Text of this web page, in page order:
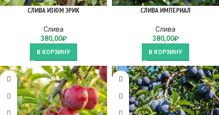
СЛИВА ИЗЮМ ЭРИК
Слива
380,00₽
В КОРЗИНУ
СЛИВА ИМПЕРИАЛ
Слива
380,00₽
В КОРЗИНУ